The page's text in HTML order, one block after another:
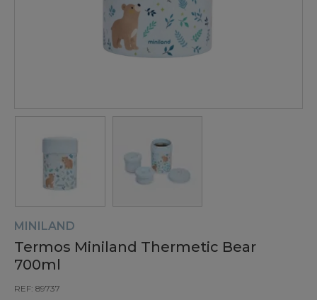
MINILAND
Termos Miniland Thermetic Bear
700ml
REF: 89737